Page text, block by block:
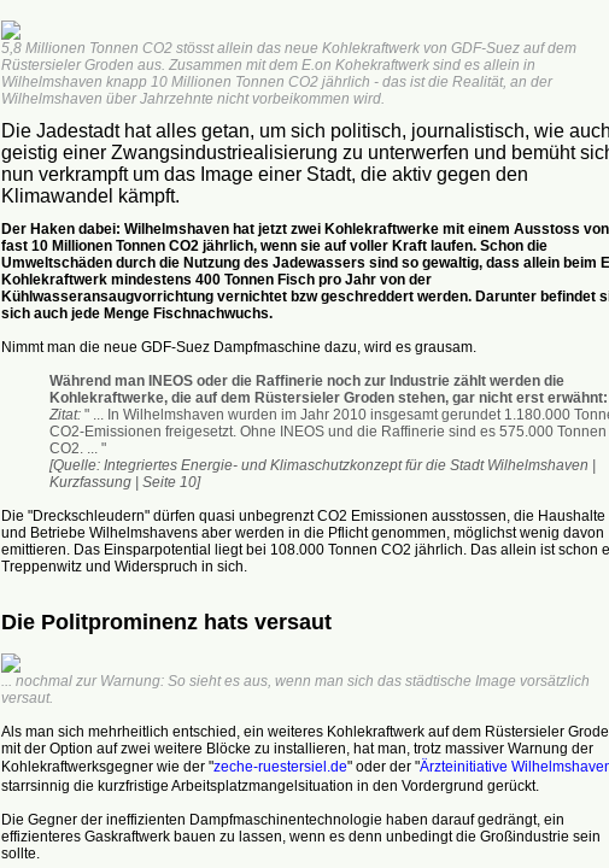
5,8 Millionen Tonnen CO2 stösst allein das neue Kohlekraftwerk von GDF-Suez auf dem
Rüstersieler Groden aus. Zusammen mit dem E.on Kohekraftwerk sind es allein in
Wilhelmshaven knapp 10 Millionen Tonnen CO2 jährlich - das ist die Realität, an der
Wilhelmshaven über Jahrzehnte nicht vorbeikommen wird.
Die Jadestadt hat alles getan, um sich politisch, journalistisch, wie auch
geistig einer Zwangsindustriealisierung zu unterwerfen und bemüht
nun verkrampft um das Image einer Stadt, die aktiv gegen den
Klimawandel kämpft.
Der Haken dabei: Wilhelmshaven hat jetzt zwei Kohlekraftwerke mit einem Ausstoss von
fast 10 Millionen Tonnen CO2 jährlich, wenn sie auf voller Kraft laufen. Schon die
Umweltschäden durch die Nutzung des Jadewassers sind so gewaltig, dass allein beim
Kohlekraftwerk mindestens 400 Tonnen Fisch pro Jahr von der
Kühlwasseransaugvorrichtung vernichtet bzw geschreddert werden. Darunter befindet
sich auch jede Menge Fischnachwuchs.
Nimmt man die neue GDF-Suez Dampfmaschine dazu, wird es grausam.
Während man INEOS oder die Raffinerie noch zur Industrie zählt werden die
Kohlekraftwerke, die auf dem Rüstersieler Groden stehen, gar nicht erst erwähnt:
Zitat:" ... In Wilhelmshaven wurden im Jahr 2010 insgesamt gerundet 1.180.000
CO2-Emissionen freigesetzt. Ohne INEOS und die Raffinerie sind es 575.000 Tonnen
CO2. ... "
[Quelle: Integriertes Energie- und Klimaschutzkonzept für die Stadt Wilhelmshaven |
Kurzfassung | Seite 10]
Die "Dreckschleudern" dürfen quasi unbegrenzt CO2 Emissionen ausstossen, die Haushalte
und Betriebe Wilhelmshavens aber werden in die Pflicht genommen, möglichst wenig davon
emittieren. Das Einsparpotential liegt bei 108.000 Tonnen CO2 jährlich. Das allein ist schon
Treppenwitz und Widerspruch in sich.
Die Politprominenz hats versaut
... nochmal zur Warnung: So sieht es aus, wenn man sich das städtische Image vorsätzlich
versaut.
Als man sich mehrheitlich entschied, ein weiteres Kohlekraftwerk auf dem Rüstersieler
mit der Option auf zwei weitere Blöcke zu installieren, hat man, trotz massiver Warnung der
Kohlekraftwerksgegner wie der "zeche-ruestersiel.de" oder der "Ärzteinitiative
starrsinnig die kurzfristige Arbeitsplatzmangelsituation in den Vordergrund gerückt.
Die Gegner der ineffizienten Dampfmaschinentechnologie haben darauf gedrängt, ein
effizienteres Gaskraftwerk bauen zu lassen, wenn es denn unbedingt die Großindustrie sein
sollte.